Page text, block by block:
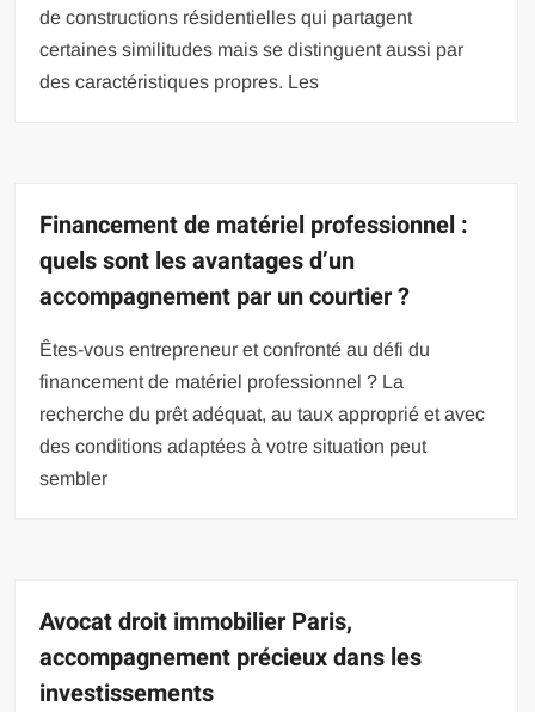
de constructions résidentielles qui partagent
certaines similitudes mais se distinguent aussi par
des caractéristiques propres. Les
Financement de matériel professionnel :
quels sont les avantages d’un
accompagnement par un courtier ?
Êtes-vous entrepreneur et confronté au défi du
financement de matériel professionnel ? La
recherche du prêt adéquat, au taux approprié et avec
des conditions adaptées à votre situation peut
sembler
Avocat droit immobilier Paris,
accompagnement précieux dans les
investissements